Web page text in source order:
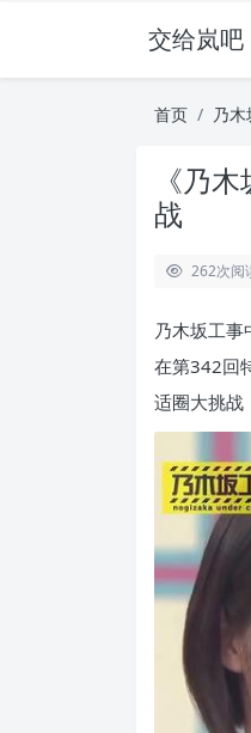
交给岚吧
首页 乃
《乃
战
262次阅
乃木坂工
在第342回
适圈大挑战